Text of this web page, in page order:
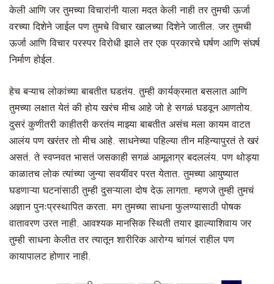
केली आणि जर तुमच्या विचारांनी याला मदत केली नाही तर तुमची ऊर्जा
वरच्या दिशेने जाईल पण तुमचे विचार खालच्या दिशेने जातील. जर तुमची
ऊर्जा आणि विचार परस्पर विरोधी झाले तर एक प्रकारचे घर्षण आणि संघर्ष
निर्माण होईल.
हेच बऱ्याच लोकांच्या बाबतीत घडतंय. तुम्ही कार्यक्रमात बसलात आणि
तुमच्या लक्षात येतं की होय खरंच मीच आहे जो हे सगळं घडवून आणतोय.
दुसरं कुणीतरी काहीतरी करतंय माझ्या बाबतीत असंच मला कायम वाटत
आलंय पण खरंतर तो मीच आहे. साधनेच्या पहिल्या तीन महिन्यापुरतं ते खरं
असतं. ते स्वप्नवत भासतं जसकाही सगळं आमूलाग्र बदललंय. पण थोड्या
काळातच लोक त्यांच्या जुन्या सवयींवर परत येतात. तुमच्या आयुष्यात
घडणाऱ्या घटनांसाठी तुम्ही दुसऱ्याला दोष देऊ लागता. म्हणजे तुम्ही तुमचं
अज्ञान पुनःप्रस्थापित करता. मग तुमच्या साधना फुलण्यासाठी पोषक
वातावरण उरत नाही. आवश्यक मानसिक स्थिती तयार झाल्याशिवाय जर
तुम्ही साधना केलीत तर त्यातून शारीरिक आरोग्य चांगलं राहील पण
कायापालट होणार नाही.